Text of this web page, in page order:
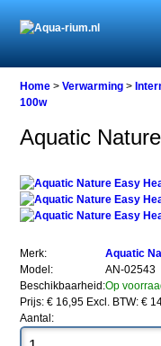
Home
Verwarming
Verwarming
Aquatic
Nature
100w
Home >Verwarming >
100w
Aquatic
Merk:
Aquatic
Model:
AN-02543
Beschikbaarheid:Op
Prijs: € 16,95 Excl. BTW: €
Aantal: